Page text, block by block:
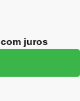
juros